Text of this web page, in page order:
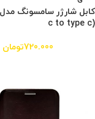
c to type c)
720.000تومان